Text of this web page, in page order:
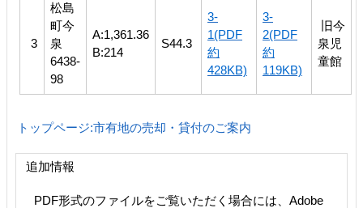
3
松島
町今
泉
6438‐
98
A:1,361.36
B:214
S44.3
3-
1(PDF
約
428KB)
3-
2(PDF
約
119KB)
旧今
泉児
童館
トップページ:市有地の売却・貸付のご案内
追加情報
PDF形式のファイルをご覧いただく場合には、Adobe